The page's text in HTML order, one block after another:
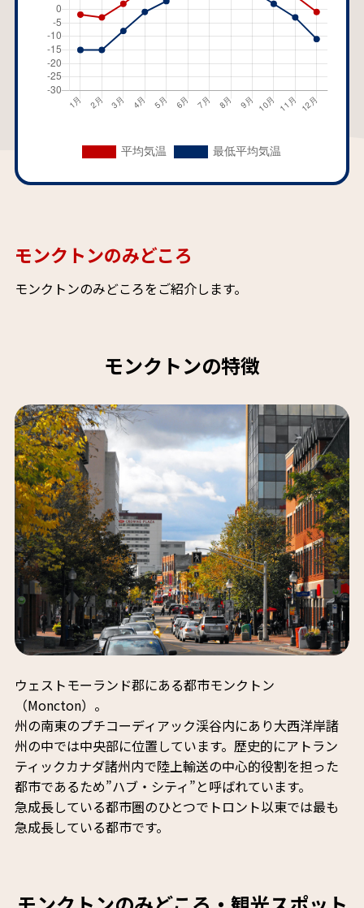
モンクトンのみどころ
モンクトンのみどころをご紹介します。
モンクトンの特徴
ウェストモーランド郡にある都市モンクトン
（Moncton）。
州の南東のプチコーディアック渓谷内にあり大西洋岸諸
州の中では中央部に位置しています。歴史的にアトラン
ティックカナダ諸州内で陸上輸送の中心的役割を担った
都市であるため”ハブ・シティ”と呼ばれています。
急成長している都市圏のひとつでトロント以東では最も
急成長している都市です。